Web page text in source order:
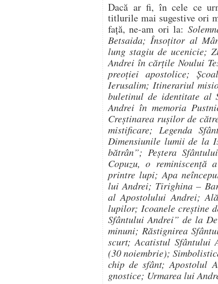
Dacă ar fi, în cele ce
titlurile mai sugestive ori
faţă, ne-am ori la:
Betsaida; Însoţitor al
lung stagiu de ucenicie;
Andrei în cărţile Noului
preoţiei apostolice;
Ierusalim; Itinerariul
buletinul de identitate al
Andrei în memoria
Creştinarea ruşilor de
mistificare; Legenda
Dimensiunile lumii de la
bătrân”; Peştera
Copuzu, o
printre lupi; Apa
lui Andrei; Tirighina –
al Apostolului Andrei;
lupilor; Icoanele creştine
Sfântului Andrei” de la
minuni; Răstignirea
scurt; Acatistul Sfântului
(30 noiembrie);
chip de sfânt; Apostolul
gnostice; Urmarea lui